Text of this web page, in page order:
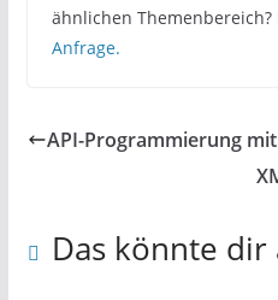
ähnlichen Themenbereich?
Anfrage.
API-Programmierung
Das könnte dir